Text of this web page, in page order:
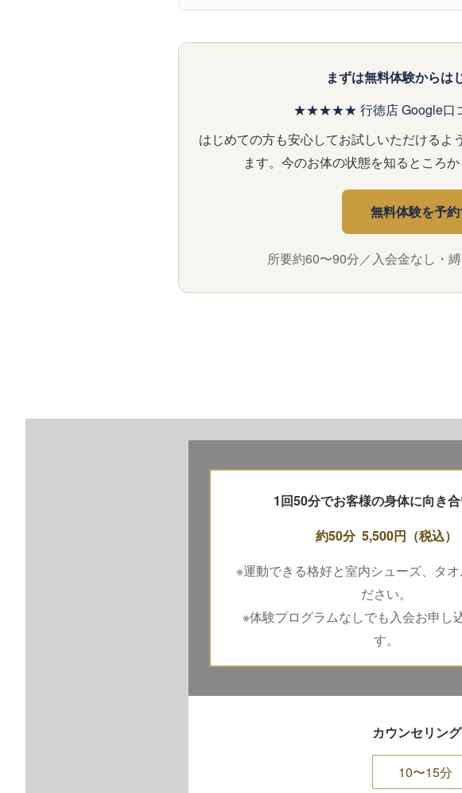
まずは無料体験からは
★★★★★ 行徳店 Google口コ
はじめての方も安心してお試しいただけるよ
ます。今のお体の状態を知るところ
無料体験を予
所要約60〜90分／入会金なし・
1回50分でお客様の身体に向き
約50分 5,500円 （税込）
※運動できる格好と室内シューズ、タオ
ださい。
※体験プログラムなしでも入会お申し
す。
カウンセリング
10〜15分